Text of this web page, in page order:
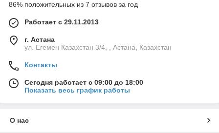
86% положительных из 7 отзывов за год
Работает с 29.11.2013
г. Астана
ул. Егемен Казахстан 3/4, , Астана, Казахстан
Контакты
Сегодня работает с 09:00 до 18:00
Показать весь график работы
О нас